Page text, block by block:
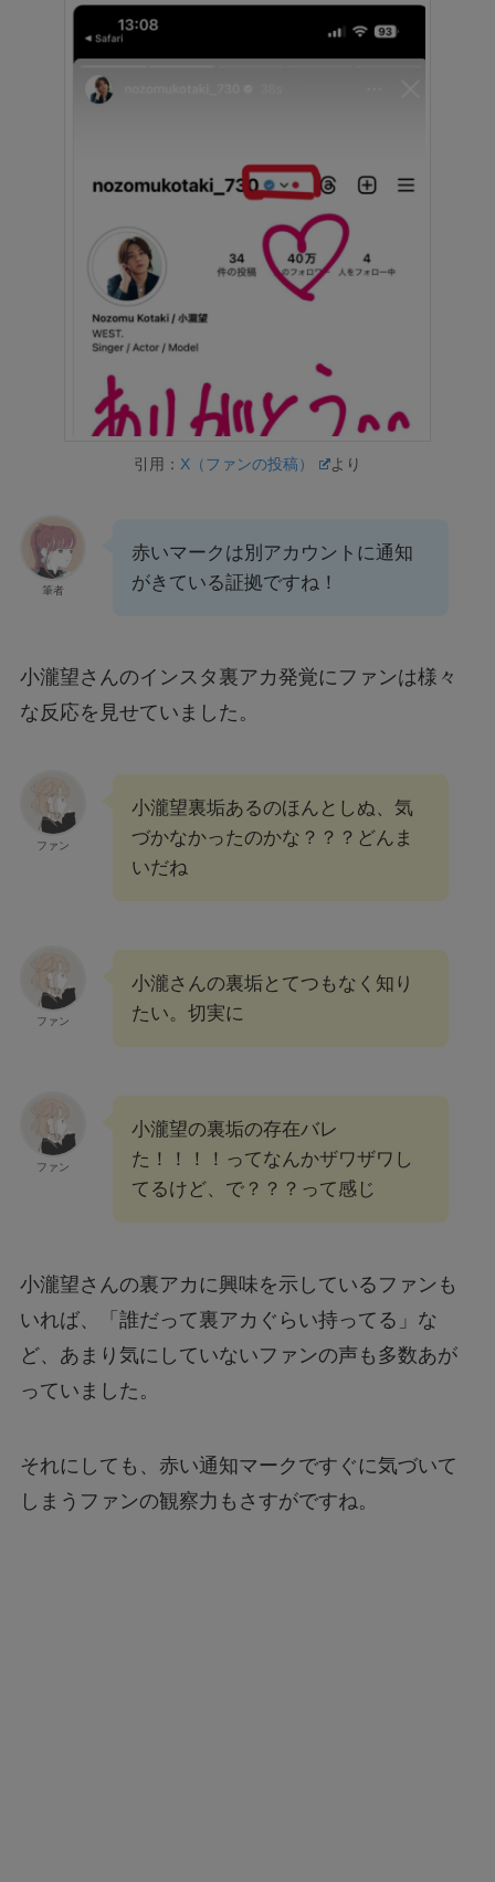
引用： X（ファンの投稿） より
筆者
赤いマークは別アカウントに通知
がきている証拠ですね！
小瀧望さんのインスタ裏アカ発覚にファンは様々
な反応を見せていました。
ファン
小瀧望裏垢あるのほんとしぬ、気
づかなかったのかな？？？どんま
いだね
ファン
小瀧さんの裏垢とてつもなく知り
たい。切実に
ファン
小瀧望の裏垢の存在バレ
た！！！！ってなんかザワザワし
てるけど、で？？？って感じ
小瀧望さんの裏アカに興味を示しているファンも
いれば、「誰だって裏アカぐらい持ってる」な
ど、あまり気にしていないファンの声も多数あが
っていました。
それにしても、赤い通知マークですぐに気づいて
しまうファンの観察力もさすがですね。